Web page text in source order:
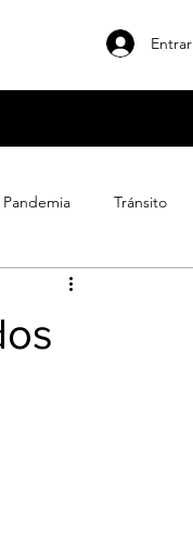
Entrar
Pandemia Tránsito
Emprendimiento